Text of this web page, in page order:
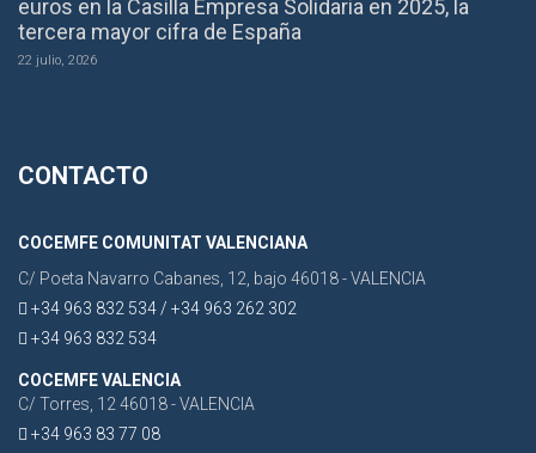
euros en la Casilla Empresa Solidaria en 2025, la
tercera mayor cifra de España
22 julio, 2026
CONTACTO
COCEMFE COMUNITAT VALENCIANA
C/ Poeta Navarro Cabanes, 12, bajo 46018 - VALENCIA
+34 963 832 534 / +34 963 262 302
+34 963 832 534
COCEMFE VALENCIA
C/ Torres, 12 46018 - VALENCIA
+34 963 83 77 08